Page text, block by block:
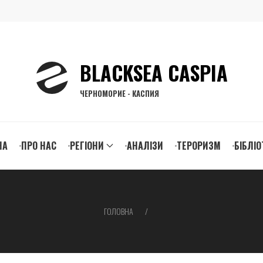
BLACKSEA CASPIA
ЧЕРНОМОРИЕ - КАСПИЯ
ПРО НАС РЕГІОНИ АНАЛІЗИ ТЕРОРИЗМ
ГОЛОВНА